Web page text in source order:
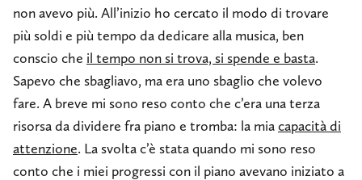
non avevo più. All’inizio ho cercato il modo di trovare
più soldi e più tempo da dedicare alla musica, ben
conscio che il tempo non si trova, si spende e basta.
Sapevo che sbagliavo, ma era uno sbaglio che volevo
fare. A breve mi sono reso conto che c’era una terza
risorsa da dividere fra piano e tromba: la miacapacità di
attenzione. La svolta c’è stata quando mi sono reso
conto che i miei progressi con il piano avevano iniziato a